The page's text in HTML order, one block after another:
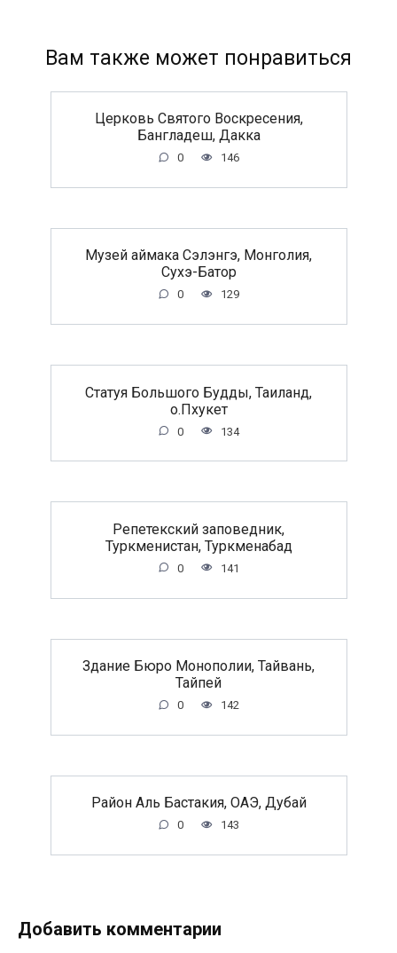
Вам также может понравиться
Церковь Святого Воскресения,
Бангладеш, Дакка
0 146
Музей аймака Сэлэнгэ, Монголия,
Сухэ-Батор
0 129
Статуя Большого Будды, Таиланд,
о.Пхукет
0 134
Репетекский заповедник,
Туркменистан, Туркменабад
0 141
Здание Бюро Монополии, Тайвань,
Тайпей
0 142
Район Аль Бастакия, ОАЭ, Дубай
0 143
Добавить комментарии